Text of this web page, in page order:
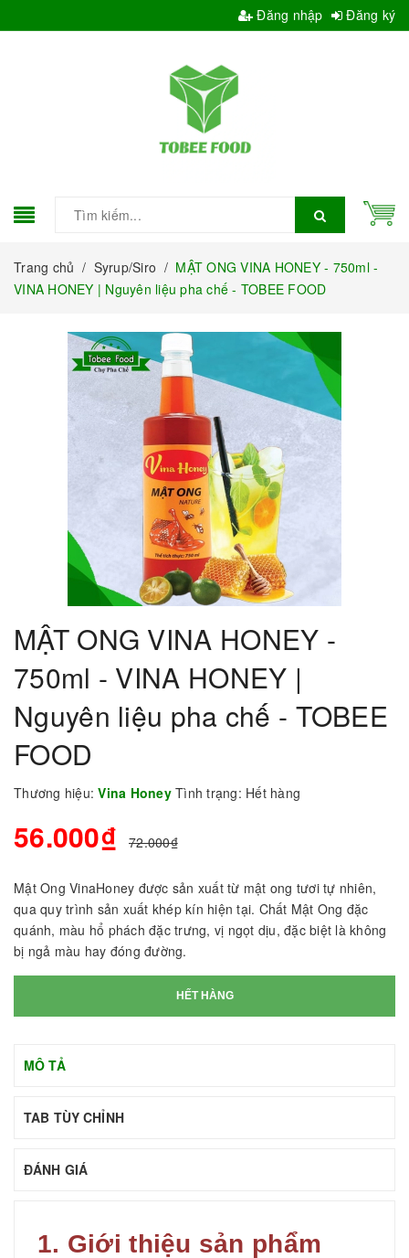
Đăng nhập Đăng ký
Trang chủ / Syrup/Siro / MẬT ONG VINA HONEY - 750ml -
VINA HONEY | Nguyên liệu pha chế - TOBEE FOOD
MẬT ONG VINA HONEY -
750ml - VINA HONEY |
Nguyên liệu pha chế - TOBEE
FOOD
Thương hiệu: Vina Honey Tình trạng: Hết hàng
56.000₫ 72.000₫
Mật Ong VinaHoney được sản xuất từ mật ong tươi tự nhiên,
qua quy trình sản xuất khép kín hiện tại. Chất Mật Ong đặc
quánh, màu hổ phách đặc trưng, vị ngọt dịu, đặc biệt là không
bị ngả màu hay đóng đường.
HẾT HÀNG
MÔ TẢ
TAB TÙY CHỈNH
ĐÁNH GIÁ
1. Giới thiệu sản phẩm